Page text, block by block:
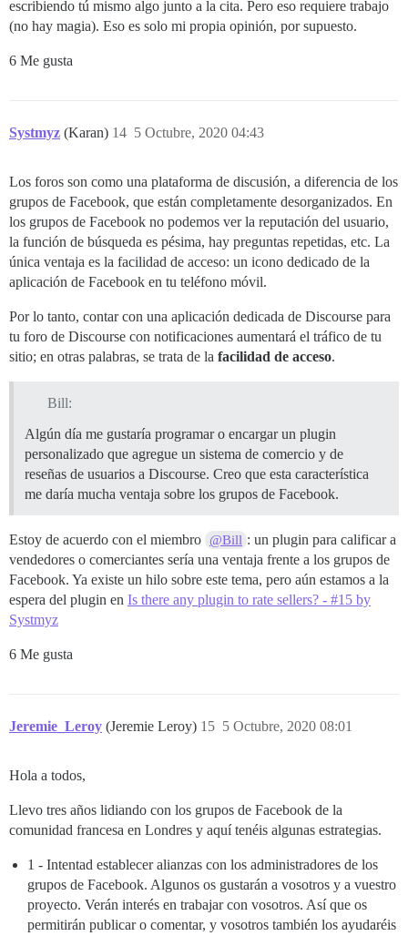
escribiendo tú mismo algo junto a la cita. Pero eso requiere trabajo
(no hay magia). Eso es solo mi propia opinión, por supuesto.
6 Me gusta
Systmyz (Karan) 5 Octubre, 2020 04:43
14
Los foros son como una plataforma de discusión, a diferencia de los
grupos de Facebook, que están completamente desorganizados. En
los grupos de Facebook no podemos ver la reputación del usuario,
la función de búsqueda es pésima, hay preguntas repetidas, etc. La
única ventaja es la facilidad de acceso: un icono dedicado de la
aplicación de Facebook en tu teléfono móvil.
Por lo tanto, contar con una aplicación dedicada de Discourse para
tu foro de Discourse con notificaciones aumentará el tráfico de tu
sitio; en otras palabras, se trata de la facilidad de acceso.
Bill:
Algún día me gustaría programar o encargar un plugin
personalizado que agregue un sistema de comercio y de
reseñas de usuarios a Discourse. Creo que esta característica
me daría mucha ventaja sobre los grupos de Facebook.
Estoy de acuerdo con el miembro @Bill : un plugin para calificar a
vendedores o comerciantes sería una ventaja frente a los grupos de
Facebook. Ya existe un hilo sobre este tema, pero aún estamos a la
espera del plugin en Is there any plugin to rate sellers? - #15 by
Systmyz
6 Me gusta
Jeremie_Leroy (Jeremie Leroy) 5 Octubre, 2020 08:01
15
Hola a todos,
Llevo tres años lidiando con los grupos de Facebook de la
comunidad francesa en Londres y aquí tenéis algunas estrategias.
1 - Intentad establecer alianzas con los administradores de los
grupos de Facebook. Algunos os gustarán a vosotros y a vuestro
proyecto. Verán interés en trabajar con vosotros. Así que os
permitirán publicar o comentar, y vosotros también los ayudaréis